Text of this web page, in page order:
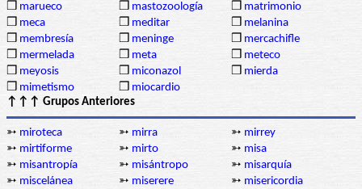
❒ marueco ❒ mastozoología ❒ matrimonio
❒ meca ❒ meditar ❒ melanina
❒ membresía ❒ meninge ❒ mercachifle
❒ mermelada ❒ meta ❒ meteco
❒ meyosis ❒ miconazol ❒ mierda
❒ mimetismo ❒ miocardio
↑↑↑ Grupos Anteriores
➳ miroteca ➳ mirra ➳ mirrey
➳ mirtiforme ➳ mirto ➳ misa
➳ misantropía ➳ misántropo ➳ misarquía
➳ miscelánea ➳ miserere ➳ misericordia